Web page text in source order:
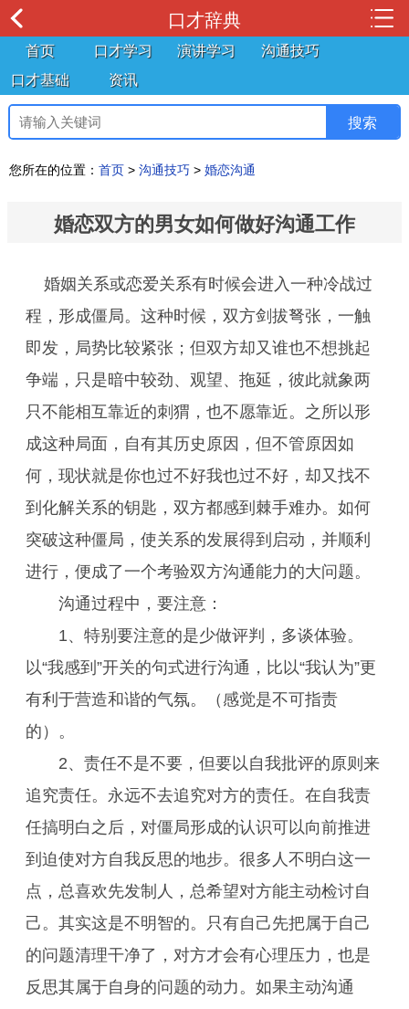
口才辞典
首页 口才学习 演讲学习
沟通技巧
口才基础
资讯
您所在的位置： 首页 > 沟通技巧 > 婚恋沟通
婚恋双方的男女如何做好沟通工作
婚姻关系或恋爱关系有时候会进入一种冷战过
程，形成僵局。这种时候，双方剑拔弩张，一触
即发，局势比较紧张；但双方却又谁也不想挑起
争端，只是暗中较劲、观望、拖延，彼此就象两
只不能相互靠近的刺猬，也不愿靠近。之所以形
成这种局面，自有其历史原因，但不管原因如
何，现状就是你也过不好我也过不好，却又找不
到化解关系的钥匙，双方都感到棘手难办。如何
突破这种僵局，使关系的发展得到启动，并顺利
进行，便成了一个考验双方沟通能力的大问题。
沟通过程中，要注意：
1、特别要注意的是少做评判，多谈体验。
以“我感到”开关的句式进行沟通，比以“我认为”更
有利于营造和谐的气氛。（感觉是不可指责
的）。
2、责任不是不要，但要以自我批评的原则来
追究责任。永远不去追究对方的责任。在自我责
任搞明白之后，对僵局形成的认识可以向前推进
到迫使对方自我反思的地步。很多人不明白这一
点，总喜欢先发制人，总希望对方能主动检讨自
己。其实这是不明智的。只有自己先把属于自己
的问题清理干净了，对方才会有心理压力，也是
反思其属于自身的问题的动力。如果主动沟通